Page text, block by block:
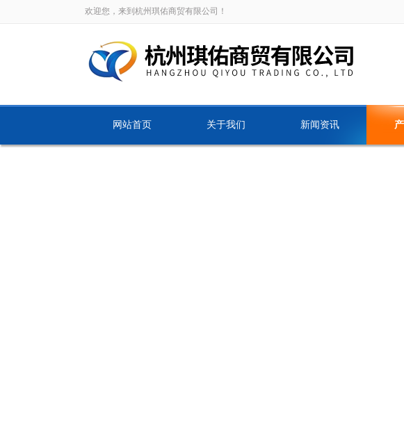
欢迎您，来到杭州琪佑商贸有限公司！
网站首页 关于我们 新闻资讯